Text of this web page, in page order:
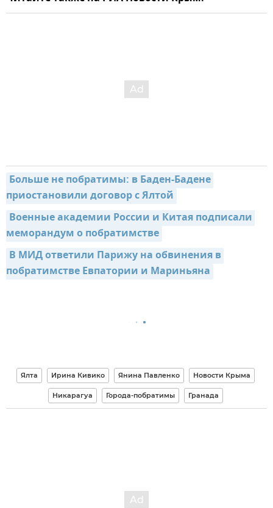
Больше не побратимы: в Баден-Бадене
приостановили договор с Ялтой
Военные академии России и Китая подписали
меморандум о побратимстве
В МИД ответили Парижу на обвинения в
побратимстве Евпатории и Мариньяна
Ялта Ирина Кивико Янина Павленко Новости Крыма
Никарагуа Города-побратимы Гранада